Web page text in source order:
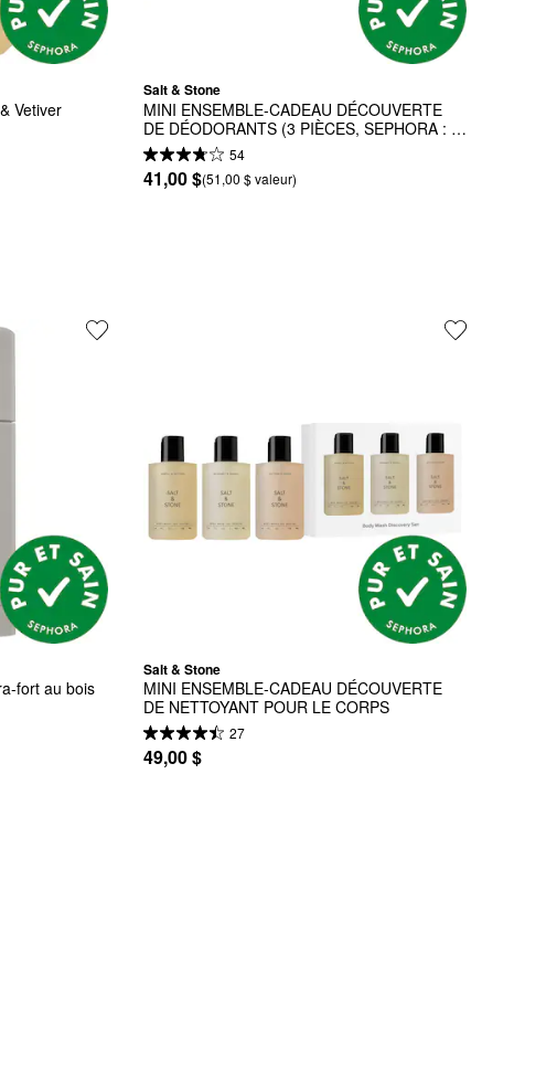
Vetiver
Salt & Stone
MINI ENSEMBLE-CADEAU DÉCOUVERTE
DE DÉODORANTS (3 PIÈCES, SEPHORA :
SANTAL, BERG, SAFRAN)
54
41,00 $(51,00 $ valeur)
fort au bois
Salt & Stone
MINI ENSEMBLE-CADEAU DÉCOUVERTE
DE NETTOYANT POUR LE CORPS
27
49,00 $